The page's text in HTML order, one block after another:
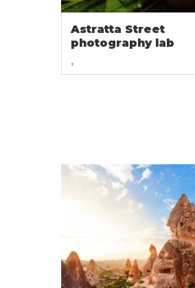
Astratta Street
photography lab
,